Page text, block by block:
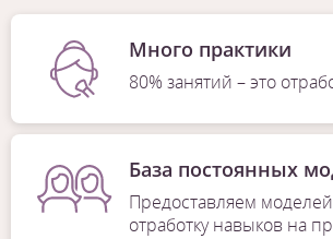
Много практики
80% занятий – это
База постоянных
Предоставляем
отработку навыков на